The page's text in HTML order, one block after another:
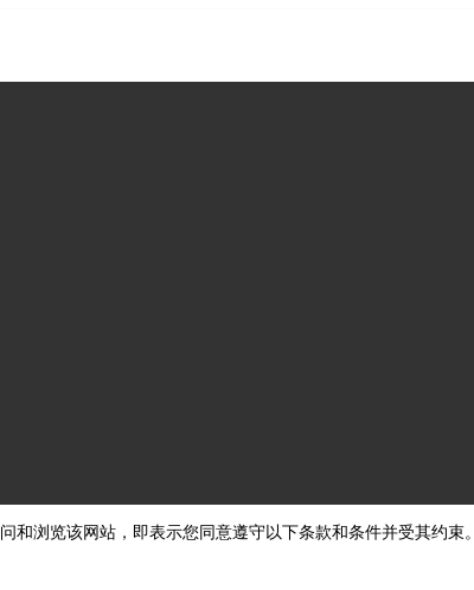
浏览该网站，即表示您同意遵守以下条款和条件并受其约束。